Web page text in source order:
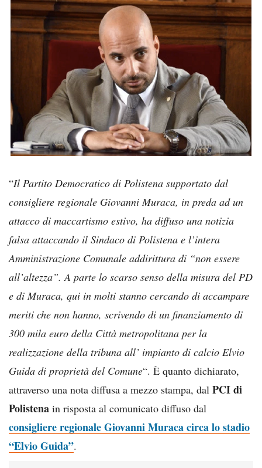
“Il Partito Democratico di Polistena supportato dal
consigliere regionale Giovanni Muraca, in preda ad un
attacco di maccartismo estivo, ha diffuso una notizia
falsa attaccando il Sindaco di Polistena e l’intera
Amministrazione Comunale addirittura di “non essere
all’altezza”. A parte lo scarso senso della misura del PD
e di Muraca, qui in molti stanno cercando di accampare
meriti che non hanno, scrivendo di un finanziamento di
300 mila euro della Città metropolitana per la
realizzazione della tribuna all’ impianto di calcio Elvio
Guida di proprietà del Comune“. È quanto dichiarato,
attraverso una nota diffusa a mezzo stampa, dal PCI di
Polistena in risposta al comunicato diffuso dal
consigliere regionale Giovanni Muraca circa lo stadio
“Elvio Guida”.